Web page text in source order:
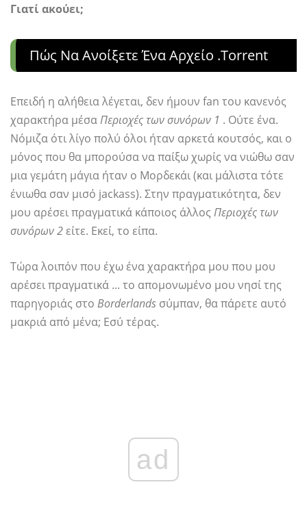
Γιατί ακούει;
Πώς Να Ανοίξετε Ένα Αρχείο .torrent
Επειδή η αλήθεια λέγεται, δεν ήμουν fan του κανενός
χαρακτήρα μέσαΠεριοχές των συνόρων 1 . Ούτε ένα.
Νόμιζα ότι λίγο πολύ όλοι ήταν αρκετά κουτσός, και ο
μόνος που θα μπορούσα να παίξω χωρίς να νιώθω σαν
μια γεμάτη μάγια ήταν ο Μορδεκάι (και μάλιστα τότε
ένιωθα σαν μισό jackass). Στην πραγματικότητα, δεν
μου αρέσει πραγματικά κάποιος άλλος Περιοχές των
συνόρων 2είτε. Εκεί, το είπα.
Τώρα λοιπόν που έχω ένα χαρακτήρα μου που μου
αρέσει πραγματικά ... το απομονωμένο μου νησί της
παρηγοριάς στο Borderlands σύμπαν, θα πάρετε αυτό
μακριά από μένα; Εσύ τέρας.
ad